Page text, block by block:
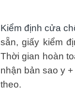
Kiểm định cửa
sẵn, giấy kiểm
Thời gian hoàn
nhận bản sao y
theo.